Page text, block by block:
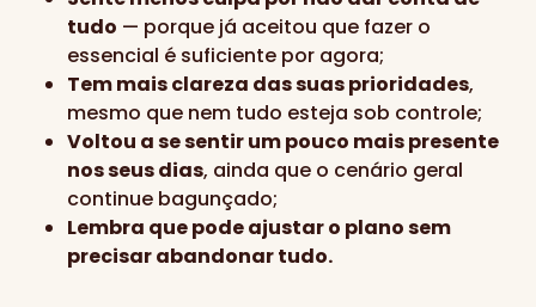
tudo — porque já aceitou que fazer o
essencial é suficiente por agora;
Tem mais clareza das suas prioridades,
mesmo que nem tudo esteja sob controle;
Voltou a se sentir um pouco mais presente
nos seus dias, ainda que o cenário geral
continue bagunçado;
Lembra que pode ajustar o plano sem
precisar abandonar tudo.